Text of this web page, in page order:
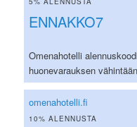
ENNAKKO7
Omenahotelli
huonevarauksen
omenahotelli.fi
10% ALENNUSTA